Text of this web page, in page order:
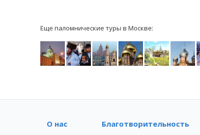
Еще паломнические туры в Москве:
О нас Благотворительность